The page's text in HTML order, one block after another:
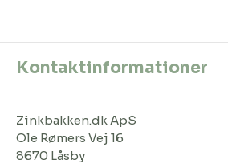
Kontaktinformationer
Zinkbakken.dk ApS
Ole Rømers Vej 16
8670 Låsby